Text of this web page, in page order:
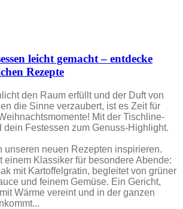
leicht gemacht – entdecke
Rezepte
den Raum erfüllt und der Duft von
die Sinne verzaubert, ist es Zeit für
Mit der Tischline-
dein Festessen zum Genuss-Highlight.
unseren neuen Rezepten inspirieren.
einem Klassiker für besondere Abende:
mit Kartoffelgratin, begleitet von grüner
und feinem Gemüse. Ein Gericht,
Wärme vereint und in der ganzen